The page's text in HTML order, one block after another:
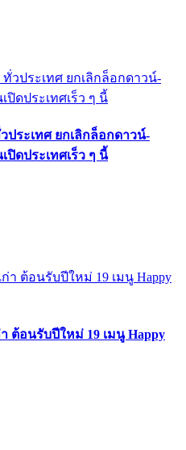
ระเทศ ยกเลิกล็อกดาวน์-
ดประเทศเร็ว ๆ นี้
ต้อนรับปีใหม่ 19 เมนู Happy